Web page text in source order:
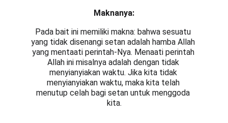
Pada bait ini memiliki makna: bahwa sesuatu
yang tidak disenangi setan adalah hamba Allah
yang mentaati perintah-Nya. Menaati perintah
Allah ini misalnya adalah dengan tidak
menyianyiakan waktu. Jika kita tidak
menyianyiakan waktu, maka kita telah
menutup celah bagi setan untuk menggoda
kita.
Maknanya: